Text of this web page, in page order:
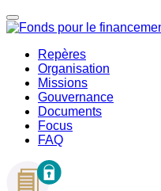
Repères
Organisation
Missions
Gouvernance
Documents
Focus
FAQ